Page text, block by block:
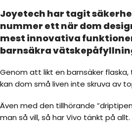
Joyetech har tagit
nummer ett när dom
mest innovativa
barnsäkra
Genom att likt en barnsäker flaska,
kan dom små liven inte skruva av
Även med den tillhörande
man så vill, så har Vivo tänkt på